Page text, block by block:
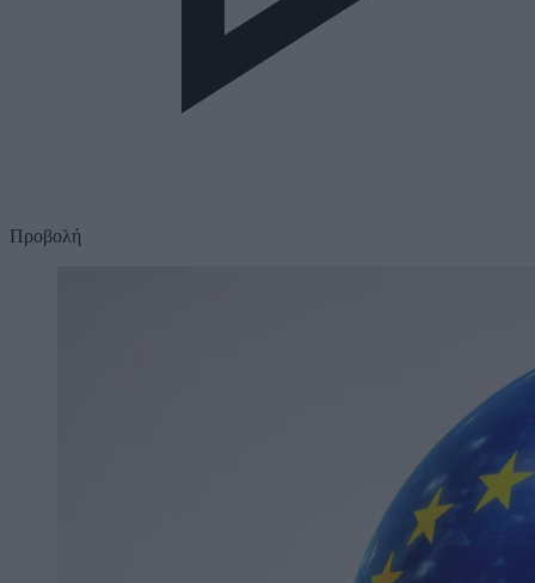
Προβολή